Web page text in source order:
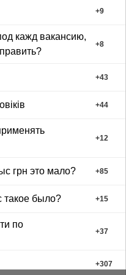
+9
кажд вакансию,
+8
+43
+44
+12
грн это мало? +85
такое было? +15
по
+37
+307